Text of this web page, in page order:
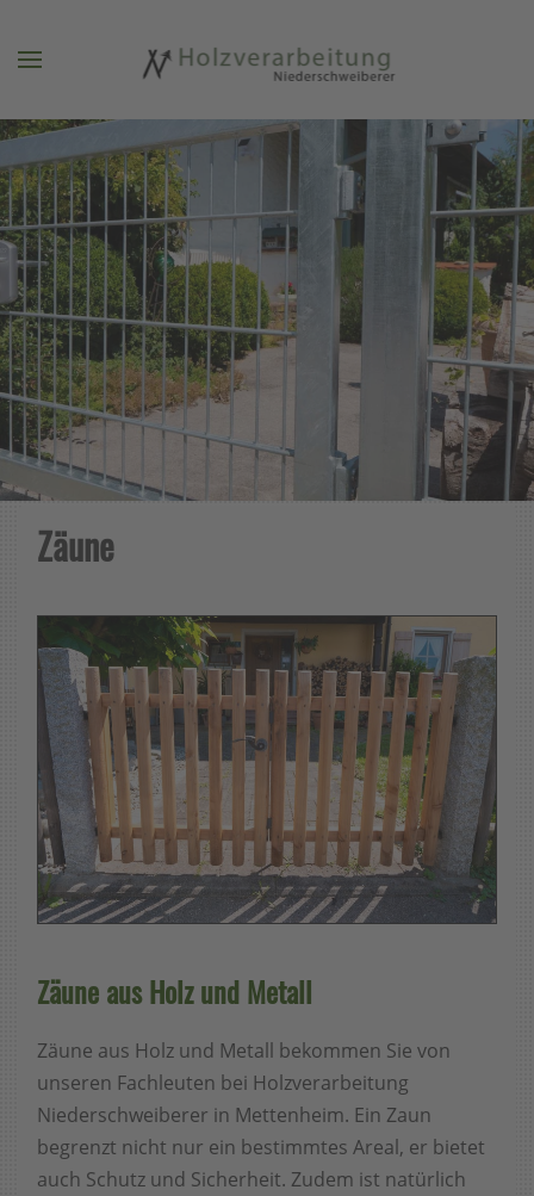
Zum Hauptinhalt springen
Zäune
Zäune aus Holz und Metall
Zäune aus Holz und Metall bekommen Sie von
unseren Fachleuten bei Holzverarbeitung
Niederschweiberer in Mettenheim. Ein Zaun
begrenzt nicht nur ein bestimmtes Areal, er bietet
auch Schutz und Sicherheit. Zudem ist natürlich